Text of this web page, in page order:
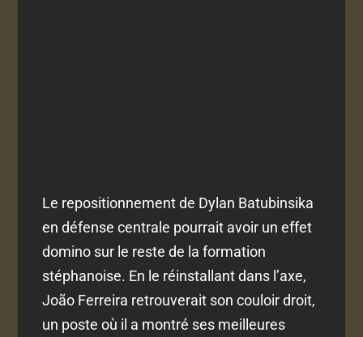
Le repositionnement de Dylan Batubinsika
en défense centrale pourrait avoir un effet
domino sur le reste de la formation
stéphanoise. En le réinstallant dans l’axe,
João Ferreira retrouverait son couloir droit,
un poste où il a montré ses meilleures